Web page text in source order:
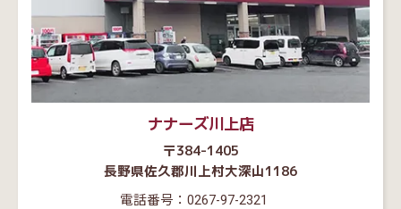
ナナーズ川上店
〒384-1405
長野県佐久郡川上村大深山1186
電話番号：0267-97-2321